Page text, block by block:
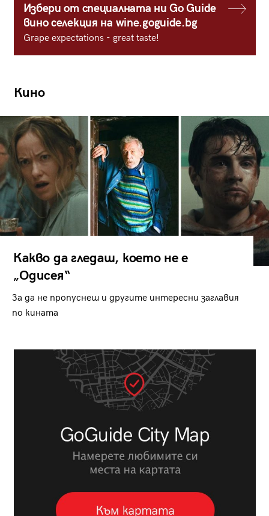
Избери от специалната ни Go Guide
вино селекция на wine.goguide.bg
Grape expectations - great taste!
Кино
Какво да гледаш, което не е
„Одисея“
За да не пропуснеш и другите интересни заглавия
по кината